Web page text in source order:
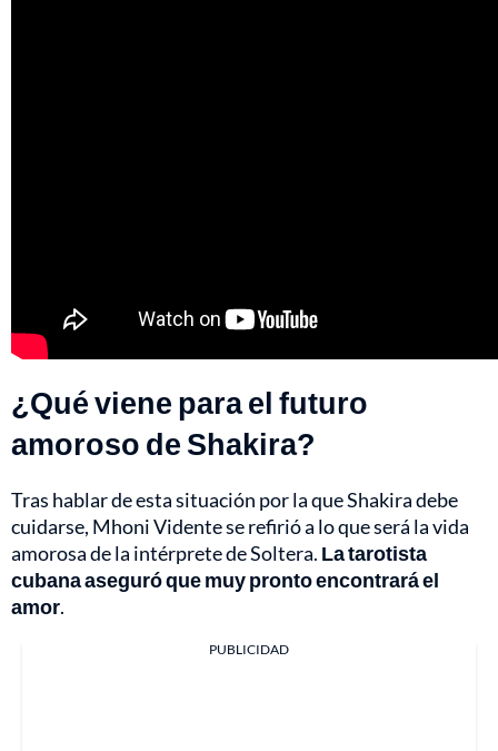
¿Qué viene para el futuro
amoroso de Shakira?
Tras hablar de esta situación por la que Shakira debe
cuidarse, Mhoni Vidente se refirió a lo que será la vida
amorosa de la intérprete de Soltera. La tarotista
cubana aseguró que muy pronto encontrará el
amor.
PUBLICIDAD